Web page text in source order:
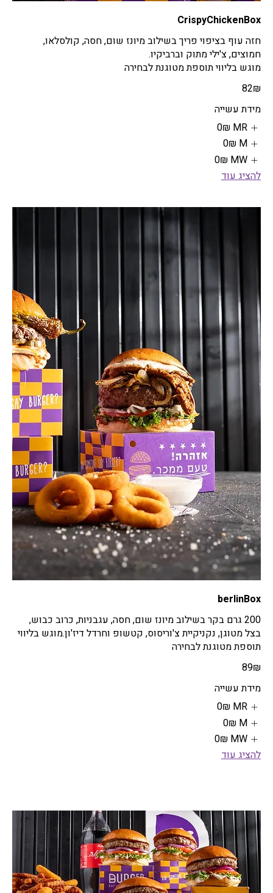
CrispyChickenBox
חזה עוף בציפוי פריך בשילוב מיונז שום, חסה, קולסלאו,
מוגש בליווי תוספת מטוגנת לבחירה
‏82 ‏₪
מידת עשייה
MR
‏0 ‏₪
M
‏0 ‏₪
MW
‏0 ‏₪
להציג עוד
berlinBox
200 גרם בקר בשילוב מיונז שום, חסה, עגבניות, כרוב כבוש,
בצל מטוגן, נקניקיית צ'וריסוס, קטשופ וחרדל דיז'ון.מוגש בליווי
תוספת מטוגנת לבחירה
‏89 ‏₪
מידת עשייה
MR
‏0 ‏₪
M
‏0 ‏₪
MW
‏0 ‏₪
להציג עוד